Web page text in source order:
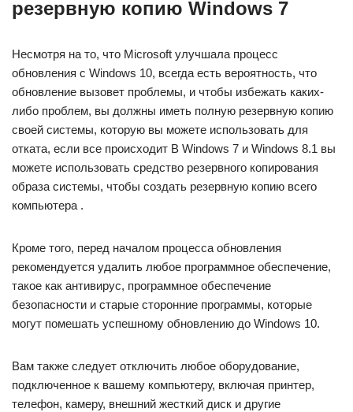
резервную копию Windows 7
Несмотря на то, что Microsoft улучшала процесс
обновления с Windows 10, всегда есть вероятность, что
обновление вызовет проблемы, и чтобы избежать каких-
либо проблем, вы должны иметь полную резервную копию
своей системы, которую вы можете использовать для
отката, если все происходит В Windows 7 и Windows 8.1 вы
можете использовать средство резервного копирования
образа системы, чтобы создать резервную копию всего
компьютера .
Кроме того, перед началом процесса обновления
рекомендуется удалить любое программное обеспечение,
такое как антивирус, программное обеспечение
безопасности и старые сторонние программы, которые
могут помешать успешному обновлению до Windows 10.
Вам также следует отключить любое оборудование,
подключенное к вашему компьютеру, включая принтер,
телефон, камеру, внешний жесткий диск и другие